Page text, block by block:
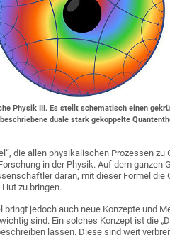
Physik III. Es stellt schematisch einen
duale stark gekoppelte
die allen physikalischen Prozessen zu
in der Physik. Auf dem ganzen
daran, mit dieser Formel die
zu bringen.
jedoch auch neue Konzepte und
sind. Ein solches Konzept ist die
lassen. Diese sind weit